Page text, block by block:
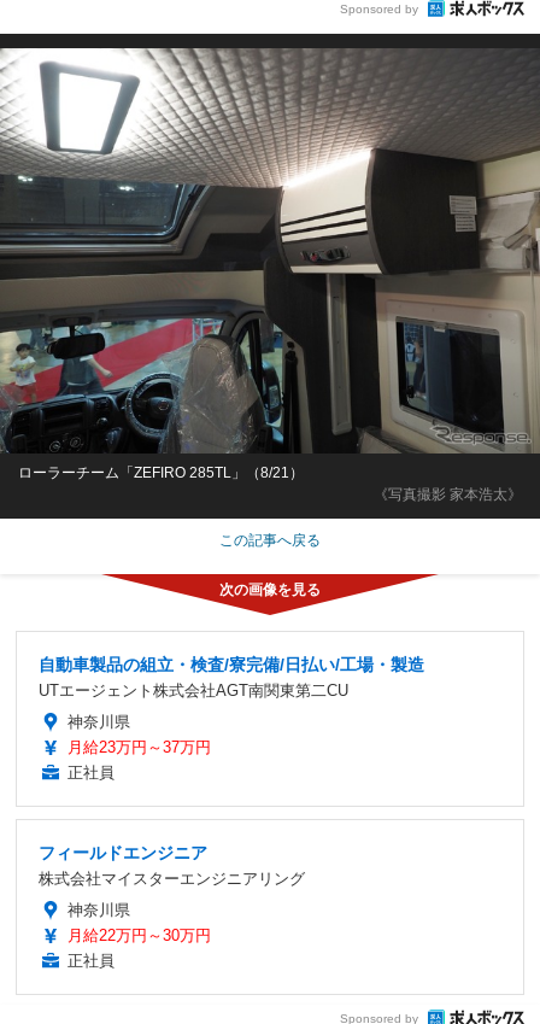
Sponsored by
《写真撮影 家本浩太》
ローラーチーム「ZEFIRO 285TL」（8/21）
この記事へ戻る
自動車製品の組立・検査/寮完備/日払い/工場・製造
UTエージェント株式会社AGT南関東第二CU
神奈川県
月給23万円～37万円
正社員
フィールドエンジニア
株式会社マイスターエンジニアリング
神奈川県
月給22万円～30万円
正社員
Sponsored by